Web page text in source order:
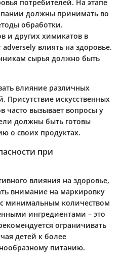
потребителей. На этапе
должны принимать во
обработки.
и других химикатов в
влиять на здоровье.
сырья должно быть
влияние различных
Присутствие искусственных
часто вызывает вопросы у
должны быть готовы
о своих продуктах.
при
влияния на здоровье,
внимание на маркировку
минимальным количеством
ингредиентами – это
ограничивать
детей к более
питанию.